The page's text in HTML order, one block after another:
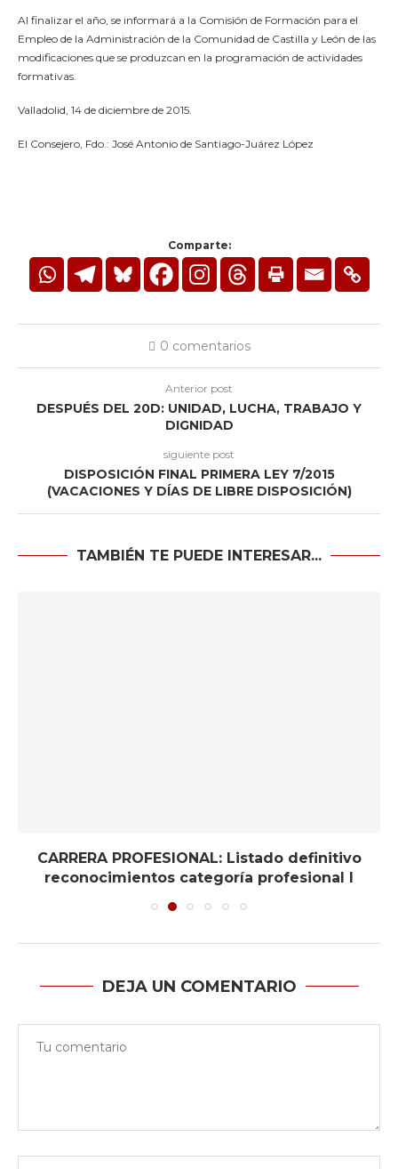
Al finalizar el año, se informará a la Comisión de Formación para el
Empleo de la Administración de la Comunidad de Castilla y León de las
modificaciones que se produzcan en la programación de actividades
formativas.
Valladolid, 14 de diciembre de 2015.
El Consejero, Fdo.: José Antonio de Santiago-Juárez López
Comparte:
0 comentarios
Anterior post
DESPUÉS DEL 20D: UNIDAD, LUCHA, TRABAJO Y
DIGNIDAD
siguiente post
DISPOSICIÓN FINAL PRIMERA LEY 7/2015
(VACACIONES Y DÍAS DE LIBRE DISPOSICIÓN)
TAMBIÉN TE PUEDE INTERESAR...
CARRERA PROFESIONAL: Listado definitivo
reconocimientos categoría profesional I
DEJA UN COMENTARIO